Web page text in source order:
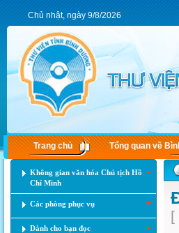
Chủ nhật, ngày 9/8/2026
Trang chủ Tổng quan về
Không gian văn hóa Chủ tịch Hồ
Chí Minh
Các phòng phục vụ
Dành cho bạn đọc
[